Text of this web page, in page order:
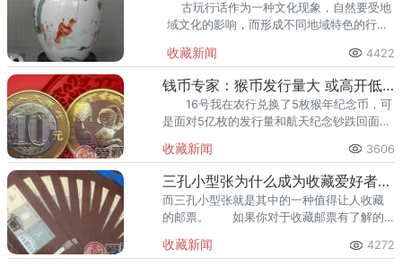
古玩行话作为一种文化现象，自然要受地
域文化的影响，而形成不同地域特色的行
子庙市场、北京潘家园市场时，各地通用
收藏新闻 4422
钱币专家：猴币发行量大 或高开低走
16号我在农行兑换了5枚猴年纪念币，可
是面对5亿枚的发行量和航天纪念钞跌回面值
行情的人，猴年纪念币有没有收藏价值？
收藏新闻 3606
三孔小型张为什么成为收藏爱好者的喜爱
而三孔小型张就是其中的一种值得让人收藏
的邮票。 如果你对于收藏邮票有了解的
可以给你带来更大化地收藏价值。
收藏新闻 4272